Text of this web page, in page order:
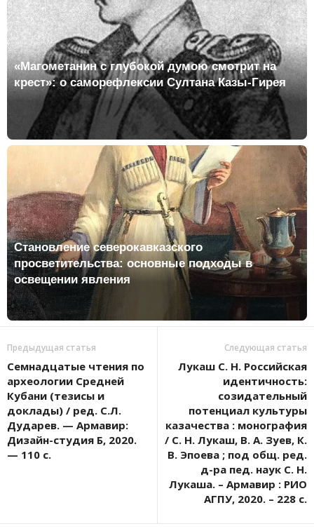
«Магометанин с глубокой думою смотрит на
крест»: о саморефлексии Султана Казы-Гирея
Становление северокавказского
просветительства: основные подходы в
освещении явления
Предыдущая статья
Семнадцатые чтения по
археологии Средней
Кубани (тезисы и
доклады) / ред. С.Л.
Дударев. — Армавир:
Дизайн-студия Б, 2020.
— 110 с.
Следующая статья
Лукаш С. Н. Российская
идентичность:
созидательный
потенциал культуры
казачества : монография
/ С. Н. Лукаш, В. А. Зуев, К.
В. Эпоева ; под общ. ред.
д-ра пед. наук С. Н.
Лукаша. – Армавир : РИО
АГПУ, 2020. – 228 с.